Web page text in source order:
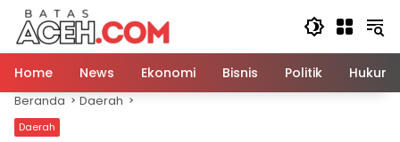
Langsung
konten
Home
News Ekonomi Bisnis Politik Hukum
Beranda Daerah
Daerah